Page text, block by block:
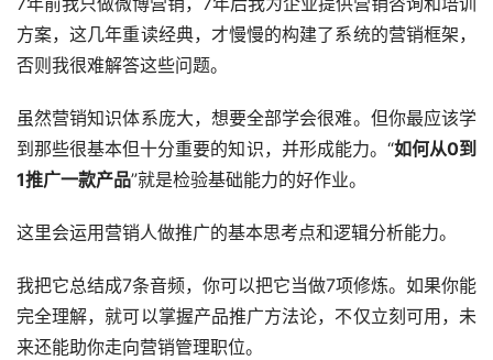
方案，这几年重读经典，才慢慢的构建了系统的营销框架，
否则我很难解答这些问题。
虽然营销知识体系庞大，想要全部学会很难。但你最应该学
到那些很基本但十分重要的知识，并形成能力。“如何从0到
1推广一款产品”就是检验基础能力的好作业。
这里会运用营销人做推广的基本思考点和逻辑分析能力。
我把它总结成7条音频，你可以把它当做7项修炼。如果你能
完全理解，就可以掌握产品推广方法论，不仅立刻可用，未
来还能助你走向营销管理职位。